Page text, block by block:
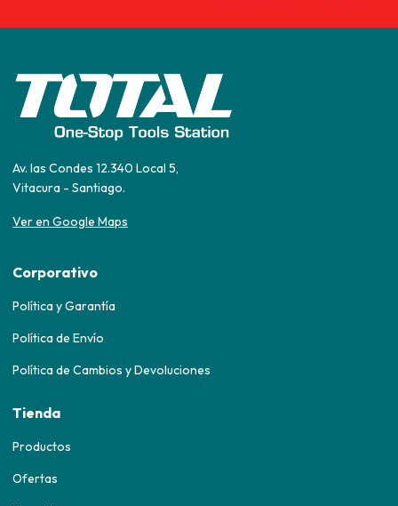
Av. las Condes 12.340 Local 5,
Vitacura - Santiago.
Ver en Google Maps
Corporativo
Política y Garantía
Política de Envío
Política de Cambios y Devoluciones
Tienda
Productos
Ofertas